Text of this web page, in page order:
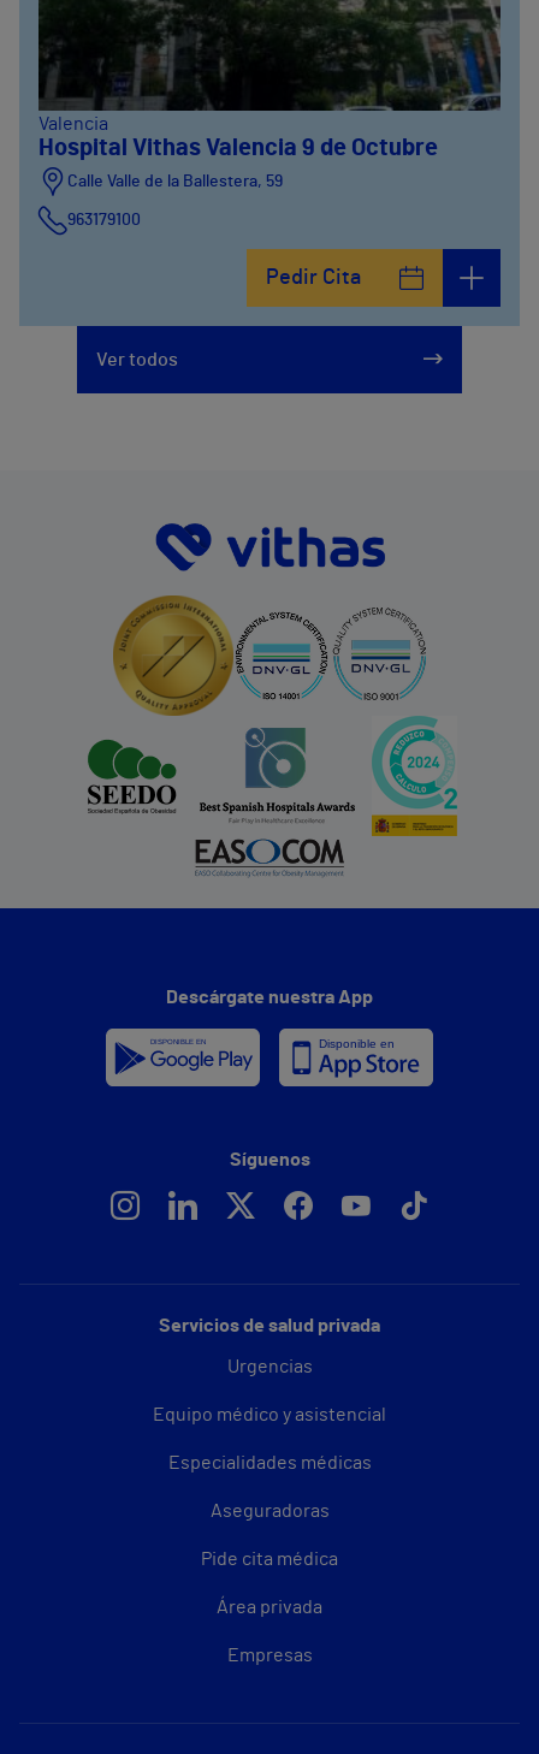
Valencia
Hospital Vithas Valencia 9 de Octubre
Calle Valle de la Ballestera, 59
963179100
Pedir Cita
Ver todos
Servicios de salud privada
Urgencias
Equipo médico y asistencial
Especialidades médicas
Aseguradoras
Pide cita médica
Área privada
Empresas
Descárgate nuestra App
Síguenos